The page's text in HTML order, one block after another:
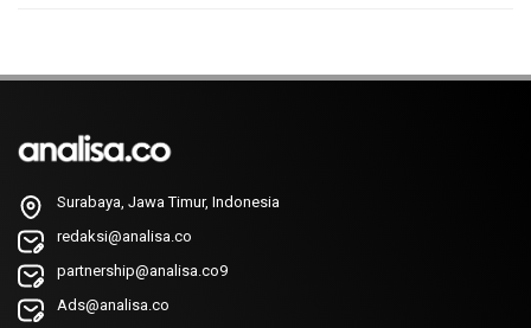
Surabaya, Jawa Timur, Indonesia
redaksi@analisa.co
partnership@analisa.co9
Ads@analisa.co